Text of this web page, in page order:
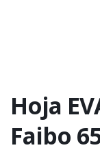
Hoja
Faibo